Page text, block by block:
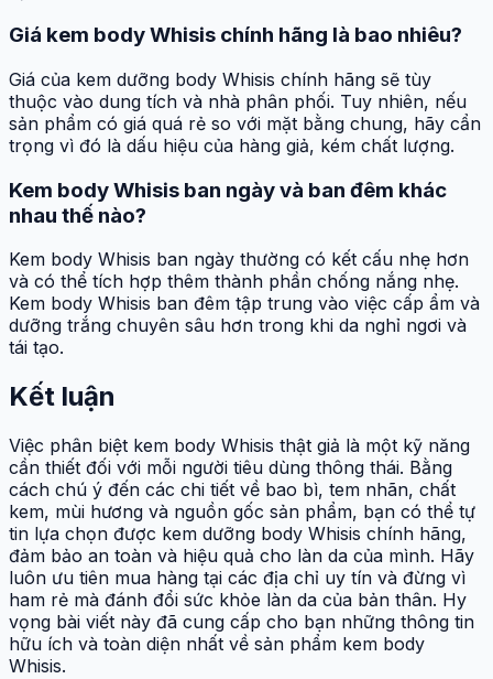
Giá kem body Whisis chính hãng là bao nhiêu?
Giá của kem dưỡng body Whisis chính hãng sẽ tùy
thuộc vào dung tích và nhà phân phối. Tuy nhiên, nếu
sản phẩm có giá quá rẻ so với mặt bằng chung, hãy cẩn
trọng vì đó là dấu hiệu của hàng giả, kém chất lượng.
Kem body Whisis ban ngày và ban đêm khác
nhau thế nào?
Kem body Whisis ban ngày thường có kết cấu nhẹ hơn
và có thể tích hợp thêm thành phần chống nắng nhẹ.
Kem body Whisis ban đêm tập trung vào việc cấp ẩm và
dưỡng trắng chuyên sâu hơn trong khi da nghỉ ngơi và
tái tạo.
Kết luận
Việc phân biệt kem body Whisis thật giả là một kỹ năng
cần thiết đối với mỗi người tiêu dùng thông thái. Bằng
cách chú ý đến các chi tiết về bao bì, tem nhãn, chất
kem, mùi hương và nguồn gốc sản phẩm, bạn có thể tự
tin lựa chọn được kem dưỡng body Whisis chính hãng,
đảm bảo an toàn và hiệu quả cho làn da của mình. Hãy
luôn ưu tiên mua hàng tại các địa chỉ uy tín và đừng vì
ham rẻ mà đánh đổi sức khỏe làn da của bản thân. Hy
vọng bài viết này đã cung cấp cho bạn những thông tin
hữu ích và toàn diện nhất về sản phẩm kem body
Whisis.